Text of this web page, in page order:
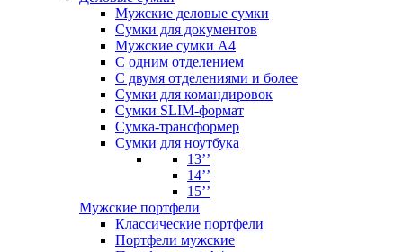
Мужские деловые сумки
Сумки для документов
Мужские сумки А4
С одним отделением
С двумя отделениями и более
Сумки для командировок
Сумки SLIM-формат
Сумка-трансформер
Сумки для ноутбука
13’’
14’’
15’’
Мужские портфели
Классические портфели
Портфели мужские